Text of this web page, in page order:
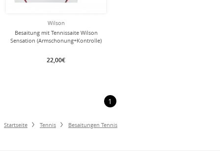
Wilson
Besaitung mit Tennissaite Wilson
Sensation (Armschonung+Kontrolle)
22,00€
1
Startseite Tennis Besaitungen Tennis